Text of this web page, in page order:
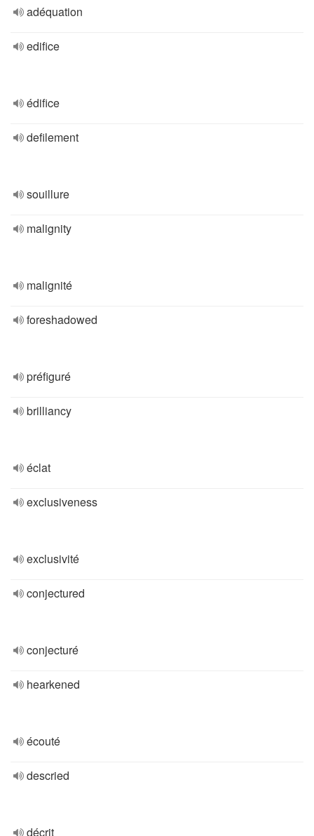
adéquation
edifice
édifice
defilement
souillure
malignity
malignité
foreshadowed
préfiguré
brilliancy
éclat
exclusiveness
exclusivité
conjectured
conjecturé
hearkened
écouté
descried
décrit